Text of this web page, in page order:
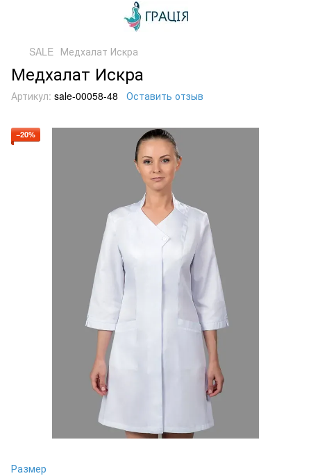
SALE Медхалат Искра
Медхалат Искра
Артикул: sale-00058-48 Оставить отзыв
−20%
Размер